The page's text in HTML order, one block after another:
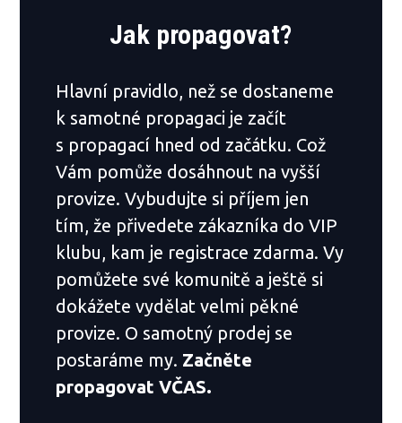
Jak propagovat?
Hlavní pravidlo, než se dostaneme
k samotné propagaci je začít
s propagací hned od začátku. Což
Vám pomůže dosáhnout na vyšší
provize. Vybudujte si příjem jen
tím, že přivedete zákazníka do VIP
klubu, kam je registrace zdarma. Vy
pomůžete své komunitě a ještě si
dokážete vydělat velmi pěkné
provize. O samotný prodej se
postaráme my. Začněte
propagovat VČAS.